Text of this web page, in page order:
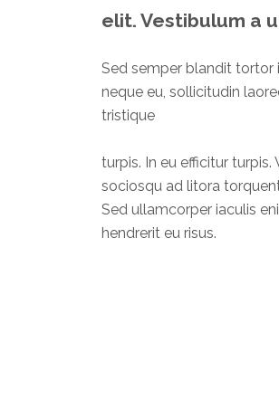
elit. Vestibulum a
Sed semper blandit tortor
neque eu, sollicitudin
tristique
turpis. In eu efficitur
sociosqu ad litora
Sed ullamcorper iaculis
hendrerit eu risus.